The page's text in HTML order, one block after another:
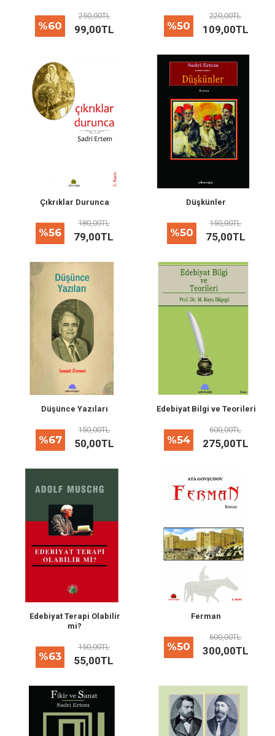
%60
250,00TL
99,00TL %50
220,00TL
109,00TL
Çıkrıklar Durunca
%56
180,00TL
79,00TL
Düşkünler
%50
150,00TL
75,00TL
Düşünce Yazıları
%67
150,00TL
50,00TL
Edebiyat Bilgi ve Teorileri
%54
600,00TL
275,00TL
Edebiyat Terapi Olabilir
mi?
%63
150,00TL
55,00TL
Ferman
%50
600,00TL
300,00TL